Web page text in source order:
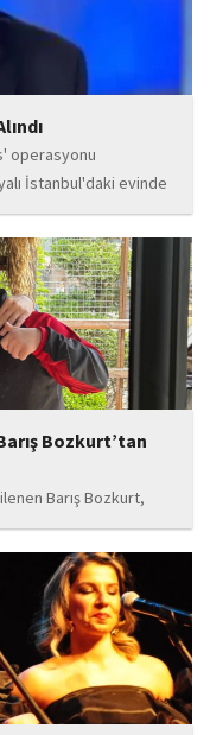
operasyonu
İstanbul'daki evinde
Bozkurt’tan
Barış Bozkurt,
camiasının hem de
mutluluk en güzel